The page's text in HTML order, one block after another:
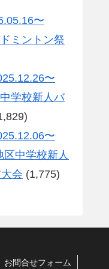
〜
ミントン祭
〜
学校新人バ
〜
中学校新人
会 (1,775)
お問合せフォーム